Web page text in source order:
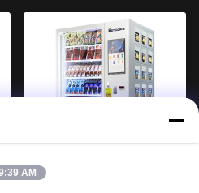
24 Stunden Selbstbedienung
Schließfach Getränke
AM